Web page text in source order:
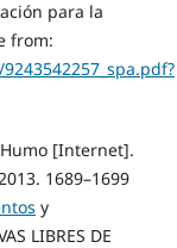
para la
from:
[Internet].
1689–1699
y
LIBRES DE